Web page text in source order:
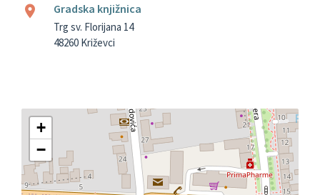
Gradska knjižnica
Trg sv. Florijana 14
48260 Križevci
+
−